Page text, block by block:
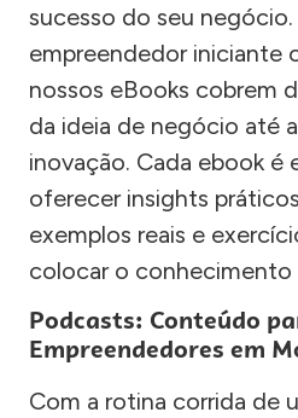
sucesso do seu
empreendedor iniciante
nossos eBooks cobrem
da ideia de negócio até
inovação. Cada ebook é
oferecer insights
exemplos reais e
colocar o conhecimento
Podcasts: Conteúdo
Empreendedores em
Com a rotina corrida de